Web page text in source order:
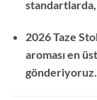
2026 Taze
aroması en
gönderiyoruz.